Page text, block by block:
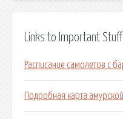
Links to Important Stuff
Расписание самолетов с
Подробная карта